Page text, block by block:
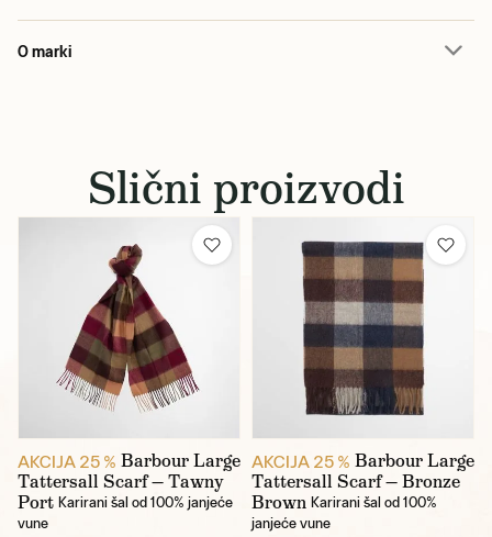
O marki
Slični proizvodi
AKCIJA 25 % Barbour Large
Tattersall Scarf — Tawny
Port Karirani šal od 100% janjeće
vune
AKCIJA 25 % Barbour Large
Tattersall Scarf — Bronze
Brown Karirani šal od 100%
janjeće vune